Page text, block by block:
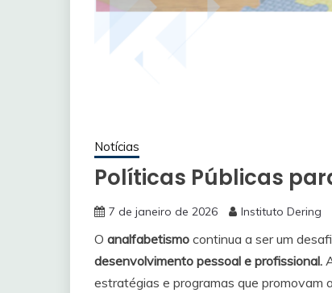
Notícias
Políticas Públicas
7 de janeiro de 2026 Instituto Dering
O analfabetismo continua a ser um
desenvolvimento pessoal e profissional.
estratégias e programas que promovam